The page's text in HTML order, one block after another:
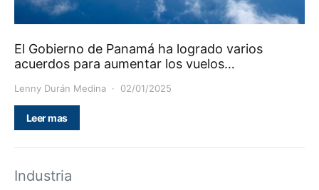
El Gobierno de Panamá ha logrado varios
acuerdos para aumentar los vuelos…
Lenny Durán Medina 02/01/2025
Leer mas
Industria